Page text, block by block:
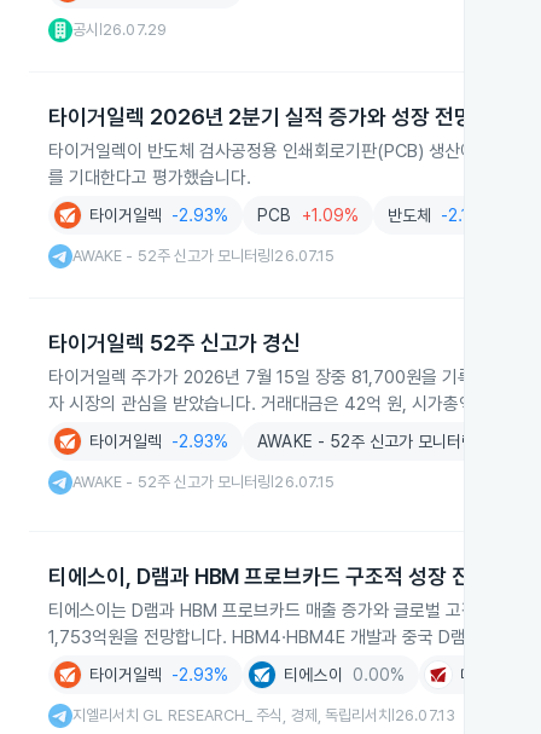
공시 26.07.29
타이거일렉 2026년 2분기 실적 증가와 성장 전망
타이거일렉이 반도체 검사공정용 인쇄회로기판(PCB) 생산에서
를 기대한다고 평가했습니다.
타이거일렉 -2.93% PCB +1.09% 반도체 -2.13%
AWAKE - 52주 신고가 모니터링 26.07.15
타이거일렉 52주 신고가 경신
타이거일렉 주가가 2026년 7월 15일 장중 81,700원을 기록하며 52
자 시장의 관심을 받았습니다. 거래대금은 42억 원, 시가총액은
타이거일렉 -2.93% AWAKE - 52주 신고가 모니터링
AWAKE - 52주 신고가 모니터링 26.07.15
티에스이, D램과 HBM 프로브카드 구조적 성장 진입
티에스이는 D램과 HBM 프로브카드 매출 증가와 글로벌 고객사 확
1,753억원을 전망합니다. HBM4·HBM4E 개발과 중국 D램 고객사
타이거일렉 -2.93% 티에스이 0.00% 메가터치
지엘리서치 GL RESEARCH_ 주식, 경제, 독립리서치 26.07.13